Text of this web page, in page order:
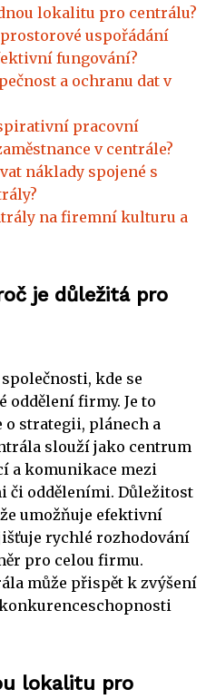
lokalitu pro centrálu?
uspořádání
fungování?
a ochranu dat v
pracovní
v centrále?
náklady spojené s
na firemní kulturu a
je důležitá pro
kde se
oddělení firmy. Je to
o strategii, plánech a
slouží jako centrum
a komunikace mezi
či odděleními. Důležitost
umožňuje efektivní
rychlé rozhodování
pro celou firmu.
může přispět k zvýšení
lokalitu pro